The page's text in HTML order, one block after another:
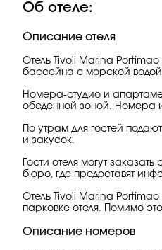
Об отеле:
Описание отеля
Отель Tivoli Marina
бассейна с морской
Номера-студио и
обеденной зоной. Номера
По утрам для гостей
и закусок.
Гости отеля могут
бюро, где предоставят
Отель Tivoli Marina
парковке отеля. Помимо
Описание номеров